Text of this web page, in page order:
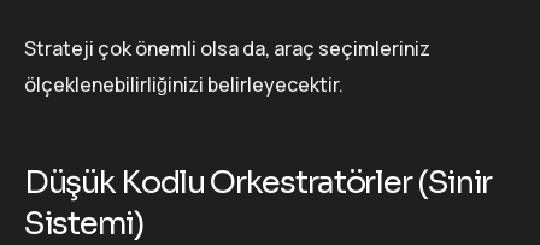
Strateji çok önemli olsa da, araç seçimleriniz
ölçeklenebilirliğinizi belirleyecektir.
Düşük Kodlu Orkestratörler (Sinir
Sistemi)